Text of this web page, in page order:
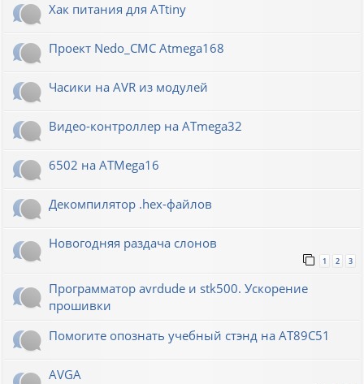
Хак питания для ATtiny
Проект Nedo_CMC Atmega168
Часики на AVR из модулей
Видео-контроллер на ATmega32
6502 на ATMega16
Декомпилятор .hex-файлов
Новогодняя раздача слонов
1 2 3
Программатор avrdude и stk500. Ускорение
прошивки
Помогите опознать учебный стэнд на AT89С51
AVGA